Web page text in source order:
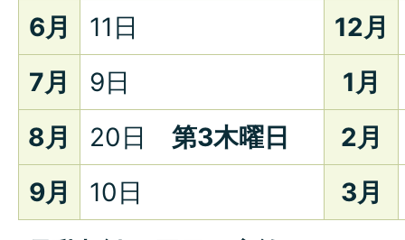
6月
11日
12月
7月
9日
1月
8月
20日 第3木曜日
2月
9月
10日
3月